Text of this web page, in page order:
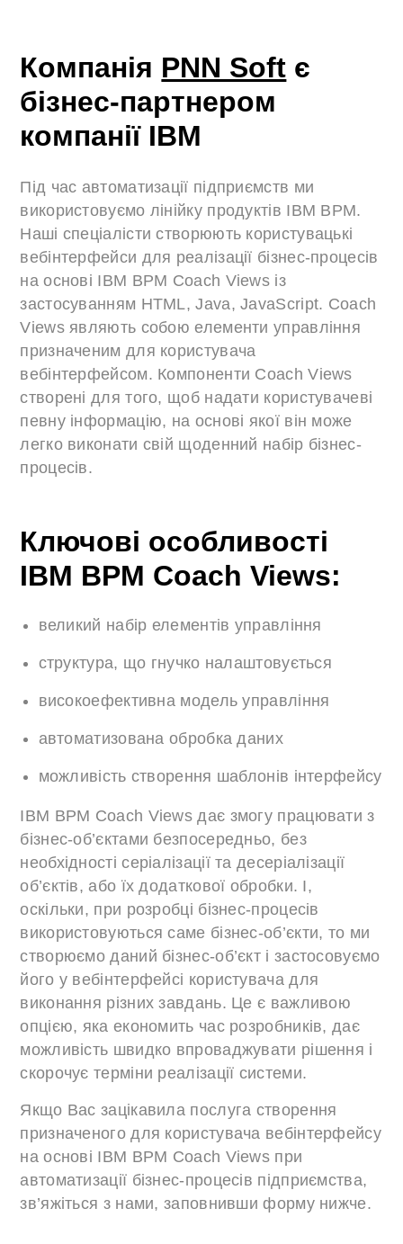
Компанія PNN Soft є
бізнес-партнером
компанії IBM
Під час автоматизації підприємств ми
використовуємо лінійку продуктів IBM BPM.
Наші спеціалісти створюють користувацькі
вебінтерфейси для реалізації бізнес-процесів
на основі IBM BPM Coach Views із
застосуванням HTML, Java, JavaScript. Coach
Views являють собою елементи управління
призначеним для користувача
вебінтерфейсом. Компоненти Coach Views
створені для того, щоб надати користувачеві
певну інформацію, на основі якої він може
легко виконати свій щоденний набір бізнес-
процесів.
Ключові особливості
IBM BPM Coach Views:
великий набір елементів управління
структура, що гнучко налаштовується
високоефективна модель управління
автоматизована обробка даних
можливість створення шаблонів інтерфейсу
IBM BPM Coach Views дає змогу працювати з
бізнес-об’єктами безпосередньо, без
необхідності серіалізації та десеріалізації
об’єктів, або їх додаткової обробки. І,
оскільки, при розробці бізнес-процесів
використовуються саме бізнес-об’єкти, то ми
створюємо даний бізнес-об’єкт і застосовуємо
його у вебінтерфейсі користувача для
виконання різних завдань. Це є важливою
опцією, яка економить час розробників, дає
можливість швидко впроваджувати рішення і
скорочує терміни реалізації системи.
Якщо Вас зацікавила послуга створення
призначеного для користувача вебінтерфейсу
на основі IBM BPM Coach Views при
автоматизації бізнес-процесів підприємства,
зв’яжіться з нами, заповнивши форму нижче.